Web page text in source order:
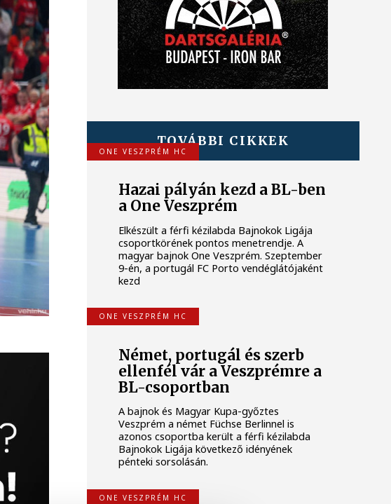
TOVÁBBI CIKKEK
ONE VESZPRÉM HC
Hazai pályán kezd a BL-ben
a One Veszprém
Elkészült a férfi kézilabda Bajnokok Ligája
csoportkörének pontos menetrendje. A
magyar bajnok One Veszprém. Szeptember
9-én, a portugál FC Porto vendéglátójaként
kezd
ONE VESZPRÉM HC
Német, portugál és szerb
ellenfél vár a Veszprémre a
BL-csoportban
A bajnok és Magyar Kupa-győztes
Veszprém a német Füchse Berlinnel is
azonos csoportba került a férfi kézilabda
Bajnokok Ligája következő idényének
pénteki sorsolásán.
ONE VESZPRÉM HC